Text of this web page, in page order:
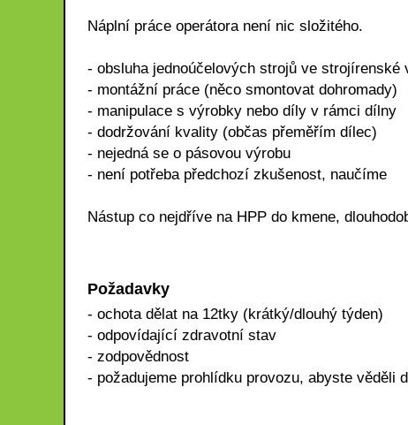
Náplní práce operátora není nic složitého.
- obsluha jednoúčelových strojů ve
- montážní práce (něco smontovat dohromady)
- manipulace s výrobky nebo díly v rámci dílny
- dodržování kvality (občas přeměřím dílec)
- nejedná se o pásovou výrobu
- není potřeba předchozí zkušenost, naučíme
Nástup co nejdříve na HPP do kmene,
Požadavky
- ochota dělat na 12tky (krátký/dlouhý týden)
- odpovídající zdravotní stav
- zodpovědnost
- požadujeme prohlídku provozu, abyste věděli